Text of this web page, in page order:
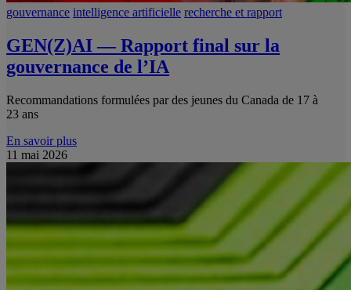
gouvernance intelligence artificielle recherche et rapport
GEN(Z)AI — Rapport final sur la
gouvernance de l’IA
Recommandations formulées par des jeunes du Canada de 17 à
23 ans
En savoir plus
11 mai 2026